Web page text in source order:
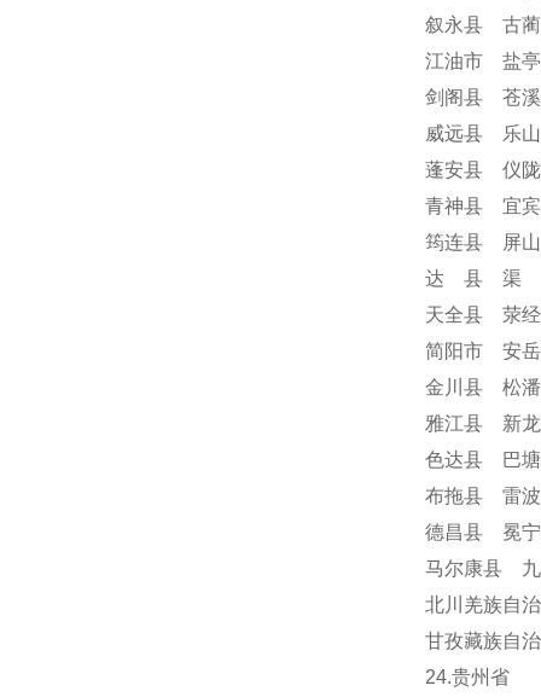
叙永县 古
江油市 盐
剑阁县 苍
威远县 乐
蓬安县 仪
青神县 宜
筠连县 屏
达 县 渠
天全县 荥
简阳市 安
金川县 松
雅江县 新
色达县 巴
布拖县 雷
德昌县 冕
马尔康县
北川羌族自
甘孜藏族自
24.贵州省